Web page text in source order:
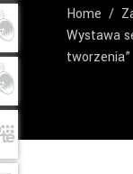
Home /
Wystawa
tworzenia”